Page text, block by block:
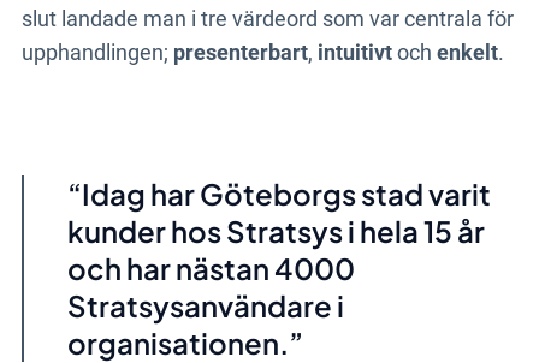
slut landade man i tre värdeord som var centrala för
upphandlingen; presenterbart, intuitivtoch enkelt.
Idag har Göteborgs stad varit
kunder hos Stratsys i hela 15 år
och har nästan 4000
Stratsysanvändare i
organisationen.